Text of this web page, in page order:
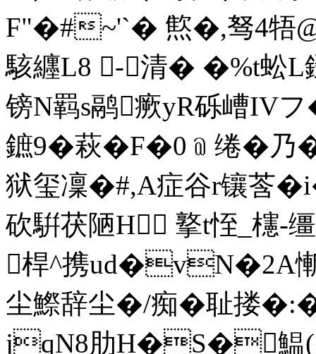
F"�#~'`� 燞�,驽4牾
駭纒L8 -清� �%t蚣L
镑N羁s鹝瘚yR砾嶆
鏣9�萩�F�0﹫绻�
狱玺凜�# ,A症谷r镶莟
砍騈茯陋H 撉t恎_櫶-
桿^携ud�vN�2A慚
尘鰶辞尘�/痴�耻搂
jqN8肋H�S�鰛